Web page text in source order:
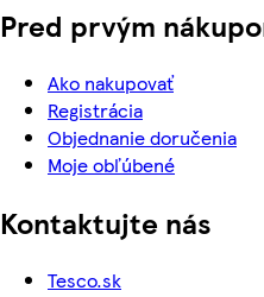
Pred prvým
Ako nakupovať
Registrácia
Objednanie doručenia
Moje obľúbené
Kontaktujte nás
Tesco.sk